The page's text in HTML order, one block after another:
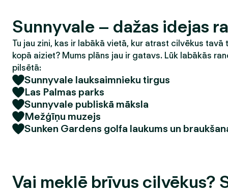
Sunnyvale – dažas idejas
Tu jau zini, kas ir labākā vietā, kur atrast cilvēkus tavā
kopā aiziet? Mums plāns jau ir gatavs. Lūk labākās
pilsētā:
Sunnyvale lauksaimnieku tirgus
Las Palmas parks
Sunnyvale publiskā māksla
Mežģīņu muzejs
Sunken Gardens golfa laukums un
Vai meklē brīvus cilvēkus?